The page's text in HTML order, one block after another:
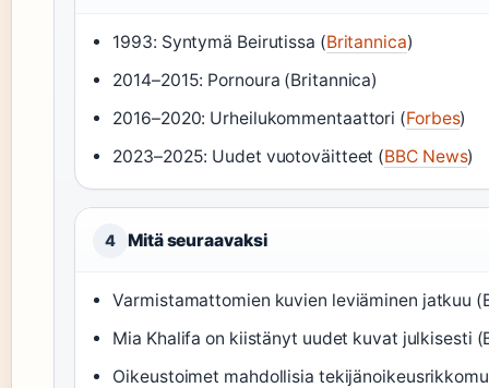
1993: Syntymä Beirutissa (Britannica)
2014–2015: Pornoura (Britannica)
2016–2020: Urheilukommentaattori (Forbes)
2023–2025: Uudet vuotoväitteet (BBC News)
4 Mitä seuraavaksi
Varmistamattomien kuvien leviäminen jatkuu
Mia Khalifa on kiistänyt uudet kuvat julkisesti
Oikeustoimet mahdollisia